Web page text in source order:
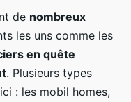
de nombreux
les uns comme les
en quête
. Plusieurs types
: les mobil homes,